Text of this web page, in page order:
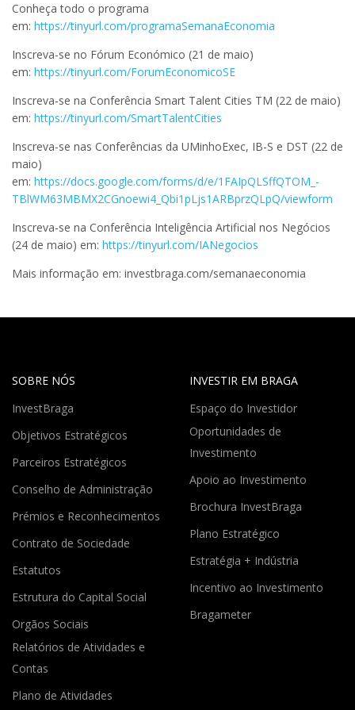
Conheça todo o programa
em: https://tinyurl.com/programaSemanaEconomia
Inscreva-se no Fórum Económico (21 de maio)
em: https://tinyurl.com/ForumEconomicoSE
Inscreva-se na Conferência Smart Talent Cities TM (22 de maio)
em: https://tinyurl.com/SmartTalentCities
Inscreva-se nas Conferências da UMinhoExec, IB-S e DST (22 de
maio)
em: https://docs.google.com/forms/d/e/1FAIpQLSffQTOM_-
TBlWM63MBMX2CGnoewi4_Qbi1pLjs1ARBprzQLpQ/viewform
Inscreva-se na Conferência Inteligência Artificial nos Negócios
(24 de maio) em: https://tinyurl.com/IANegocios
Mais informação em: investbraga.com/semanaeconomia
SOBRE NÓS
InvestBraga
Objetivos Estratégicos
Parceiros Estratégicos
Conselho de Administração
Prémios e Reconhecimentos
Contrato de Sociedade
Estatutos
Estrutura do Capital Social
Orgãos Sociais
Relatórios de Atividades e
Contas
Plano de Atividades
INVESTIR EM BRAGA
Espaço do Investidor
Oportunidades de
Investimento
Apoio ao Investimento
Brochura InvestBraga
Plano Estratégico
Estratégia + Indústria
Incentivo ao Investimento
Bragameter